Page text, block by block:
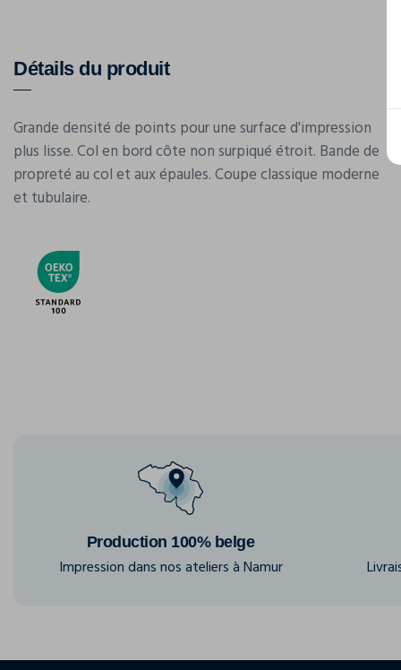
Détails du produit
Grande densité de points pour une surface d'impression
plus lisse. Col en bord côte non surpiqué étroit. Bande de
propreté au col et aux épaules. Coupe classique moderne
et tubulaire.
Production 100% belge
Impression dans nos ateliers à Namur